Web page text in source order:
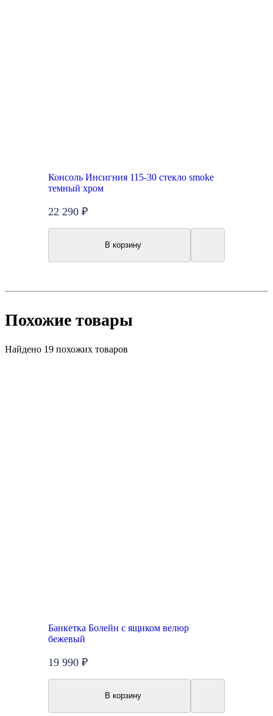
Консоль Инсигния 115-30 стекло smoke
темный хром
22 290 ₽
В корзину
Похожие товары
Найдено 19 похожих товаров
Банкетка Болейн с ящиком велюр
бежевый
19 990 ₽
В корзину